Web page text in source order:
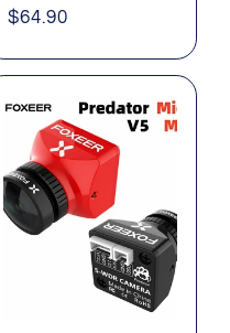
Normaler
$64.90